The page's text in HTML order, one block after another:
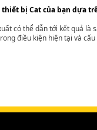
bị Cat của bạn dựa
có thể dẫn tới kết quả
điều kiện hiện tại và